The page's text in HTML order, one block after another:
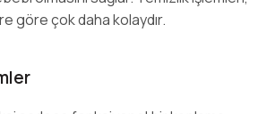
göre çok daha kolaydır.